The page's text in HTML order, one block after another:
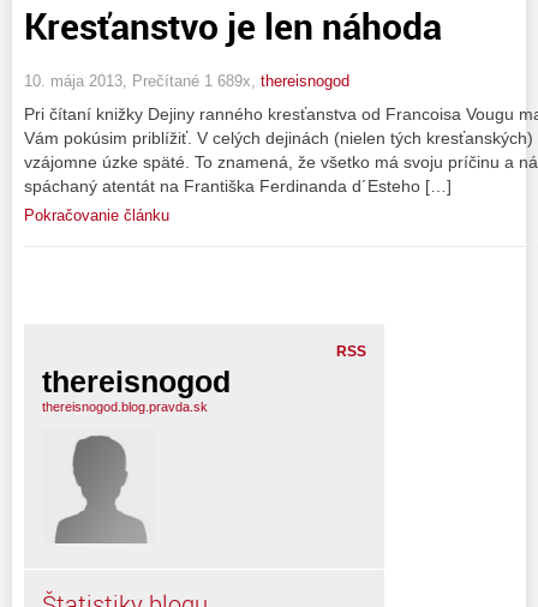
Kresťanstvo je len náhoda
10. mája 2013, Prečítané 1 689x, thereisnogod
Pri čítaní knižky Dejiny ranného kresťanstva od Francoisa Vougu
Vám pokúsim priblížiť. V celých dejinách (nielen tých
vzájomne úzke späté. To znamená, že všetko má svoju príčinu a
spáchaný atentát na Františka Ferdinanda d´Esteho […]
Pokračovanie článku
RSS
thereisnogod
thereisnogod.blog.pravda.sk